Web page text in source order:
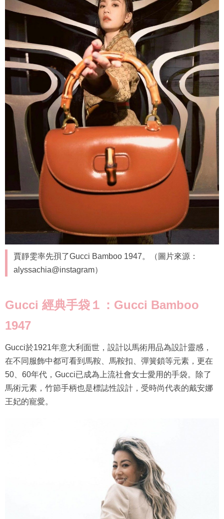
賈靜雯率先孭了Gucci Bamboo 1947。（圖片來源：
alyssachia@instagram）
Gucci 經典手袋１：Gucci Bamboo
1947
Gucci於1921年意大利面世，設計以馬術用品為設計靈感，
在不同服飾中都可看到馬鞍、馬鞍扣、彈簧鎖等元素，更在
50、60年代，Gucci已成為上流社會女士愛用的手袋。除了
馬術元素，竹節手柄也是標誌性設計，受時尚代表的戴安娜
王妃的寵愛。